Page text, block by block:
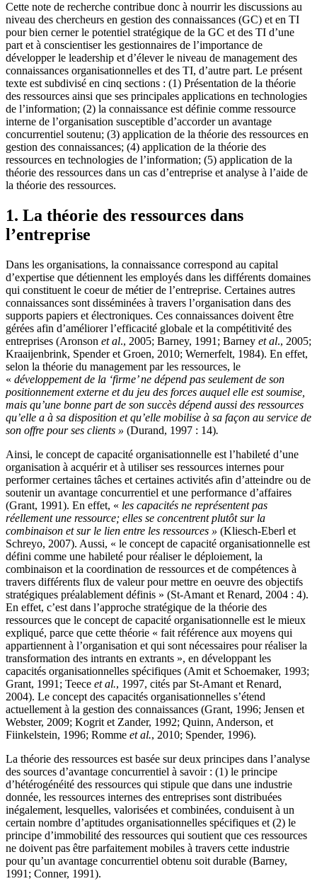
Cette note de recherche contribue donc à nourrir les discussions au
niveau des chercheurs en gestion des connaissances (GC) et en TI
pour bien cerner le potentiel stratégique de la GC et des TI d’une
part et à conscientiser les gestionnaires de l’importance de
développer le leadership et d’élever le niveau de management des
connaissances organisationnelles et des TI, d’autre part. Le présent
texte est subdivisé en cinq sections : (1) Présentation de la théorie
des ressources ainsi que ses principales applications en technologies
de l’information; (2) la connaissance est définie comme ressource
interne de l’organisation susceptible d’accorder un avantage
concurrentiel soutenu; (3) application de la théorie des ressources en
gestion des connaissances; (4) application de la théorie des
ressources en technologies de l’information; (5) application de la
théorie des ressources dans un cas d’entreprise et analyse à l’aide de
la théorie des ressources.
1. La théorie des ressources dans
l’entreprise
Dans les organisations, la connaissance correspond au capital
d’expertise que détiennent les employés dans les différents domaines
qui constituent le coeur de métier de l’entreprise. Certaines autres
connaissances sont disséminées à travers l’organisation dans des
supports papiers et électroniques. Ces connaissances doivent être
gérées afin d’améliorer l’efficacité globale et la compétitivité des
entreprises (Aronson et al., 2005; Barney, 1991; Barney et al., 2005;
Kraaijenbrink, Spender et Groen, 2010; Wernerfelt, 1984). En effet,
selon la théorie du management par les ressources, le
« développement de la ‘firme’ ne dépend pas seulement de son
positionnement externe et du jeu des forces auquel elle est soumise,
mais qu’une bonne part de son succès dépend aussi des ressources
qu’elle a à sa disposition et qu’elle mobilise à sa façon au service de
son offre pour ses clients » (Durand, 1997 : 14).
Ainsi, le concept de capacité organisationnelle est l’habileté d’une
organisation à acquérir et à utiliser ses ressources internes pour
performer certaines tâches et certaines activités afin d’atteindre ou de
soutenir un avantage concurrentiel et une performance d’affaires
(Grant, 1991). En effet, « les capacités ne représentent pas
réellement une ressource; elles se concentrent plutôt sur la
combinaison et sur le lien entre les ressources » (Kliesch-Eberl et
Schreyo, 2007). Aussi, « le concept de capacité organisationnelle est
défini comme une habileté pour réaliser le déploiement, la
combinaison et la coordination de ressources et de compétences à
travers différents flux de valeur pour mettre en oeuvre des objectifs
stratégiques préalablement définis » (St-Amant et Renard, 2004 : 4).
En effet, c’est dans l’approche stratégique de la théorie des
ressources que le concept de capacité organisationnelle est le mieux
expliqué, parce que cette théorie « fait référence aux moyens qui
appartiennent à l’organisation et qui sont nécessaires pour réaliser la
transformation des intrants en extrants », en développant les
capacités organisationnelles spécifiques (Amit et Schoemaker, 1993;
Grant, 1991; Teece et al., 1997, cités par St-Amant et Renard,
2004). Le concept des capacités organisationnelles s’étend
actuellement à la gestion des connaissances (Grant, 1996; Jensen et
Webster, 2009; Kogrit et Zander, 1992; Quinn, Anderson, et
Fiinkelstein, 1996; Romme et al., 2010; Spender, 1996).
La théorie des ressources est basée sur deux principes dans l’analyse
des sources d’avantage concurrentiel à savoir : (1) le principe
d’hétérogénéité des ressources qui stipule que dans une industrie
donnée, les ressources internes des entreprises sont distribuées
inégalement, lesquelles, valorisées et combinées, conduisent à un
certain nombre d’aptitudes organisationnelles spécifiques et (2) le
principe d’immobilité des ressources qui soutient que ces ressources
ne doivent pas être parfaitement mobiles à travers cette industrie
pour qu’un avantage concurrentiel obtenu soit durable (Barney,
1991; Conner, 1991).